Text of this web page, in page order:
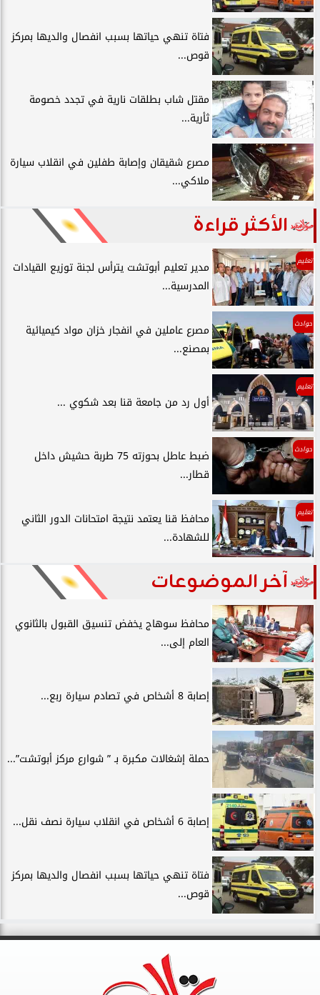
فتاة تنهي حياتها بسبب انفصال والديها بمركز
قوص...
مقتل شاب بطلقات نارية في تجدد خصومة
ثأرية...
مصرع شقيقان وإصابة طفلين في انقلاب سيارة
ملاكي...
الأكثر قراءة
تعليم
مدير تعليم أبوتشت يترأس لجنة توزيع القيادات
المدرسية...
حوادث
مصرع عاملين في انفجار خزان مواد كيميائية
بمصنع...
تعليم
أول رد من جامعة قنا بعد شكوي ...
حوادث
ضبط عاطل بحوزته 75 طربة حشيش داخل
قطار...
تعليم
محافظ قنا يعتمد نتيجة امتحانات الدور الثاني
للشهادة...
آخر الموضوعات
محافظ سوهاج يخفض تنسيق القبول بالثانوي
العام إلى...
إصابة 8 أشخاص في تصادم سيارة ربع...
حملة إشغالات مكبرة بـ ” شوارع مركز أبوتشت”...
إصابة 6 أشخاص في انقلاب سيارة نصف نقل...
فتاة تنهي حياتها بسبب انفصال والديها بمركز
قوص...